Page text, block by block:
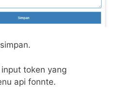
token yang
api fonnte.